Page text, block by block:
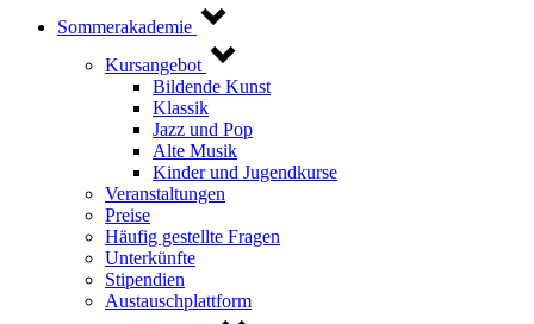
Sommerakademie
Kursangebot
Bildende Kunst
Klassik
Jazz und Pop
Alte Musik
Kinder und Jugendkurse
Veranstaltungen
Preise
Häufig gestellte Fragen
Unterkünfte
Stipendien
Austauschplattform